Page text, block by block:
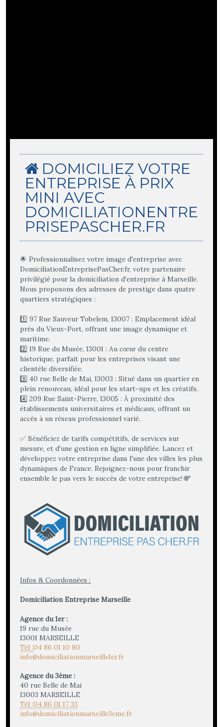
DOMICILIEZ VOTRE
ENTREPRISE À PRIX
MINI AVEC
DOMICILIATIONENTRE
PRISEPASCHER.FR
🌟 Professionnalisez votre image d'entreprise avec
DomiciliationEntreprisePasCher.fr, votre partenaire
privilégié pour la domiciliation d'entreprise à Marseille.
Nous proposons des adresses de prestige dans quatre
quartiers stratégiques :
1️⃣ 97 Rue Sauveur Tobelem, 13007 : Emplacement idéal
près du Vieux-Port, offrant une image dynamique et
maritime.
2️⃣ 19 Rue du Musée, 13001 : Au cœur du centre
historique, parfait pour les entreprises visant une
clientèle diversifiée.
3️⃣ 40 rue Belle de Mai, 13003 : Situé dans un quartier en
plein renouveau, idéal pour les start-ups et les créatifs.
4️⃣ 209 Rue Saint-Pierre, 13005 : À proximité des
établissements universitaires et médicaux, offrant un
accès à un réseau professionnel varié.
✅ Bénéficiez de tarifs compétitifs, de services sur
mesure, et d'une gestion en ligne simplifiée. Lancez et
développez votre entreprise dans l'une des villes les plus
dynamiques de France. Rejoignez-nous pour franchir
ensemble le pas vers le succès de votre entreprise! 🌐"
Infos & Coordonnées :
Domiciliation Entreprise Marseille
Agence du 1er :
19 rue du Musée
13001 MARSEILLE
Tél :04 86 01 10 80
info@domiciliationmarseille1er.fr
Agence du 3ème :
40 rue Belle de Mai
13003 MARSEILLE
Tél :04 86 01 17 33
info@domiciliationmarseille3eme.fr